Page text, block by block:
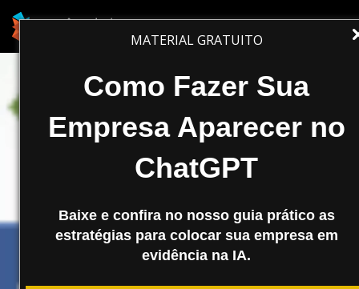
MATERIAL GRATUITO
Como Fazer Sua
Empresa Aparecer no
ChatGPT
Baixe e confira no nosso guia prático as
estratégias para colocar sua empresa em
evidência na IA.